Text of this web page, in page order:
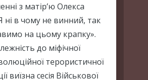
з матір’ю Олекса
ні в чому не винний, так
на цьому крапку».
до міфічної
терористичної
виїзна сесія Військової